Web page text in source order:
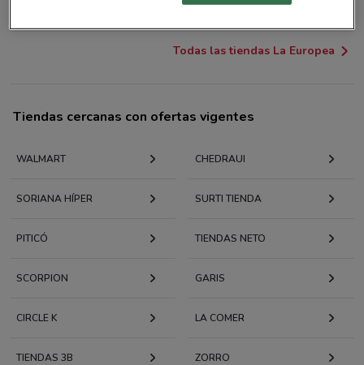
Todas las tiendas La Europea
Tiendas cercanas con ofertas vigentes
WALMART CHEDRAUI
SORIANA HÍPER SURTI TIENDA
PITICÓ TIENDAS NETO
SCORPION GARIS
CIRCLE K LA COMER
TIENDAS 3B ZORRO